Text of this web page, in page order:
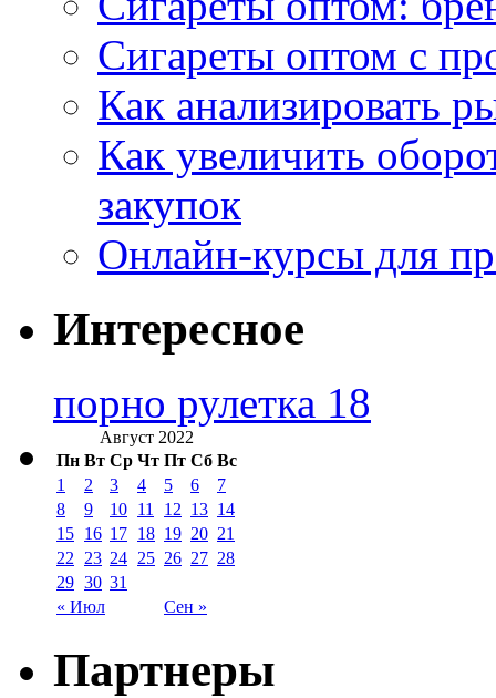
Сигареты оптом с
Как анализировать
Как увеличить
закупок
Онлайн-курсы для
Интересное
порно рулетка 18
Август 2022
Пн Вт Ср Чт Пт Сб Вс
« Июл Сен »
1 2 3 4 5 6
7
8
9 10 11 12 13 14
15 16 17 18 19 20 21
22
23 24 25 26 27 28
29 30 31
Партнеры